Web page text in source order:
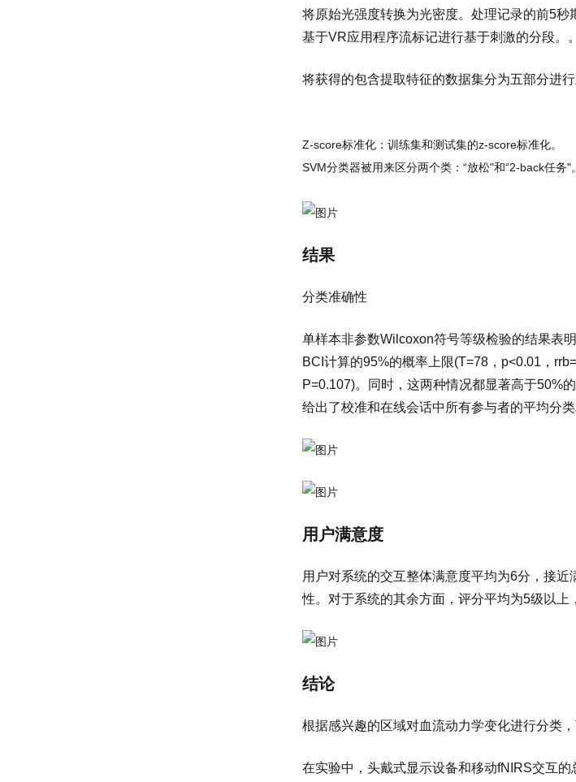
将原始光强度转换为光密度。处理记录的前5
基于VR应用程序流标记进行基于刺激的分段。
将获得的包含提取特征的数据集分为五部分进
Z-score标准化：训练集和测试集的z-score标准化。
SVM分类器被用来区分两个类：“放松"和“2-back任务"。
结果
分类准确性
单样本非参数Wilcoxon符号等级检验的结果表
BCI计算的95%的概率上限(T=78，p<0.01，
P=0.107)。同时，这两种情况都显著高于50%
给出了校准和在线会话中所有参与者的平均分类
用户满意度
用户对系统的交互整体满意度平均为6分，接
性。对于系统的其余方面，评分平均为5级以上
结论
根据感兴趣的区域对血流动力学变化进行分类
在实验中，头戴式显示设备和移动fNIRS交互的